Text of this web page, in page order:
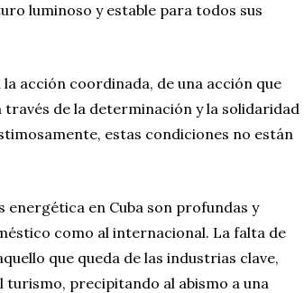
luminoso y estable para todos sus
acción coordinada, de una acción que
de la determinación y la solidaridad
estas condiciones no están
energética en Cuba son profundas y
como al internacional. La falta de
que queda de las industrias clave,
precipitando al abismo a una